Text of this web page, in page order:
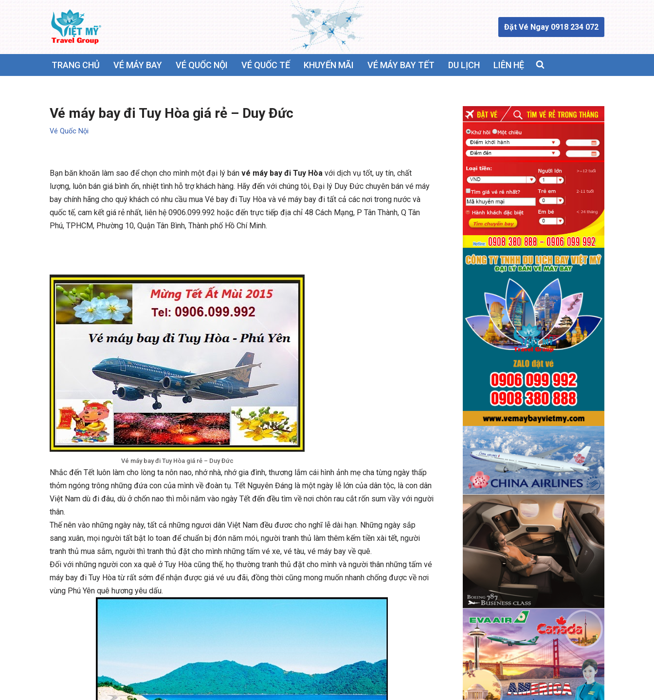
nội
Đặt Vé Ngay 0918 234 072
TRANG CHỦ VÉ MÁY BAY VÉ QUỐC NỘI VÉ QUỐC TẾ KHUYẾN MÃI VÉ MÁY BAY TẾT DU LỊCH LIÊN HỆ
Vé máy bay đi Tuy Hòa giá rẻ – Duy Đức
Vé Quốc Nội
Bạn băn khoăn làm sao để chọn cho mình một đại lý bán vé máy bay đi Tuy Hòa với dịch vụ tốt, uy tín, chất
lượng, luôn bán giá bình ổn, nhiệt tình hỗ trợ khách hàng. Hãy đến với chúng tôi, Đại lý Duy Đức chuyên bán vé máy
bay chính hãng cho quý khách có nhu cầu mua Vé bay đi Tuy Hòa và vé máy bay đi tất cả các nơi trong nước và
quốc tế, cam kết giá rẻ nhất, liên hệ 0906.099.992 hoặc đến trực tiếp địa chỉ 48 Cách Mạng, P Tân Thành, Q Tân
Phú, TPHCM, Phường 10, Quận Tân Bình, Thành phố Hồ Chí Minh.
Vé máy bay đi Tuy Hòa giá rẻ – Duy Đức
Nhắc đến Tết luôn làm cho lòng ta nôn nao, nhớ nhà, nhớ gia đình, thương lắm cái hình ảnh mẹ cha từng ngày thấp
thỏm ngóng trông những đứa con của mình về đoàn tụ. Tết Nguyên Đáng là một ngày lễ lớn của dân tộc, là con dân
Việt Nam dù đi đâu, dù ở chốn nao thì mỗi năm vào ngày Tết đến đều tìm về nơi chôn rau cắt rốn sum vầy với người
thân.
Thế nên vào những ngày này, tất cả những ngươi dân Việt Nam đều đươc cho nghĩ lễ dài hạn. Những ngày sắp
sang xuân, mọi người tất bật lo toan để chuẩn bị đón năm mói, người tranh thủ làm thêm kếm tiền xài tết, người
tranh thủ mua sắm, người thì tranh thủ đặt cho mình những tấm vé xe, vé tàu, vé máy bay về quê.
Đối với những người con xa quê ở Tuy Hòa cũng thế, họ thường tranh thủ đặt cho mình và người thân những tấm vé
máy bay đi Tuy Hòa từ rất sớm để nhận được giá vé ưu đãi, đồng thời cũng mong muốn nhanh chống được về nơi
vùng Phú Yên quê hương yêu dấu.